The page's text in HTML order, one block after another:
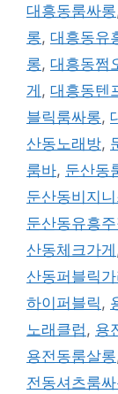
대흥동룸싸롱
롱, 대흥동유
롱, 대흥동쩜
게 , 대흥동텐
블릭룸싸롱,
산동노래방,
룸바, 둔산동
둔산동비지
둔산동유흥주
산동체크가게
산동퍼블릭
하이퍼블릭 ,
노래클럽 , 용
용전동룸살롱
전동셔츠룸